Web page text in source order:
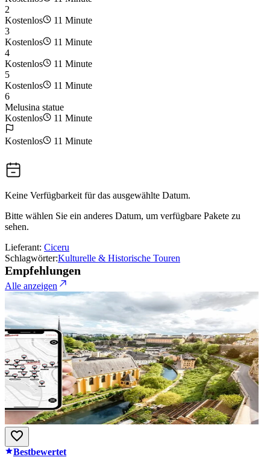
2
Kostenlos
11 Minute
3
Kostenlos
11 Minute
4
Kostenlos
11 Minute
5
Kostenlos
11 Minute
6
Melusina statue
Kostenlos
11 Minute
Kostenlos 11 Minute
Keine Verfügbarkeit für das ausgewählte Datum.
Bitte wählen Sie ein anderes Datum, um verfügbare Pakete zu
sehen.
Lieferant: Ciceru
Schlagwörter:Kulturelle & Historische Touren
Empfehlungen
Alle anzeigen
Bestbewertet